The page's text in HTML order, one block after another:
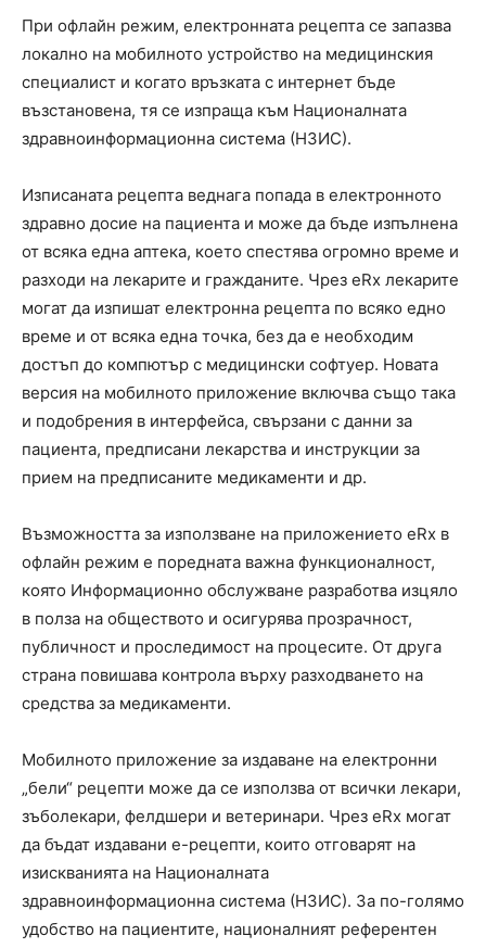
При офлайн режим, електронната рецепта се запазва
локално на мобилното устройство на медицинския
специалист и когато връзката с интернет бъде
възстановена, тя се изпраща към Националната
здравноинформационна система (НЗИС).
Изписаната рецепта веднага попада в електронното
здравно досие на пациента и може да бъде изпълнена
от всяка една аптека, което спестява огромно време и
разходи на лекарите и гражданите. Чрез еRx лекарите
могат да изпишат електронна рецепта по всяко едно
време и от всяка една точка, без да е необходим
достъп до компютър с медицински софтуер. Новата
версия на мобилното приложение включва също така
и подобрения в интерфейса, свързани с данни за
пациента, предписани лекарства и инструкции за
прием на предписаните медикаменти и др.
Възможността за използване на приложението eRx в
офлайн режим е поредната важна функционалност,
която Информационно обслужване разработва изцяло
в полза на обществото и осигурява прозрачност,
публичност и проследимост на процесите. От друга
страна повишава контрола върху разходването на
средства за медикаменти.
Мобилното приложение за издаване на електронни
„бели“ рецепти може да се използва от всички лекари,
зъболекари, фелдшери и ветеринари. Чрез eRx могат
да бъдат издавани е-рецепти, които отговарят на
изискванията на Националната
здравноинформационна система (НЗИС). За по-голямо
удобство на пациентите, националният референтен